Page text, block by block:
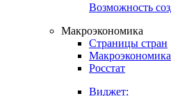
Возможность
Макроэкономика
Страницы стран
Макроэкономика
Росстат
Виджет: